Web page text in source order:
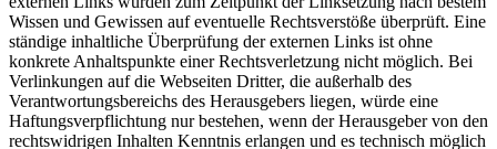
Wissen und Gewissen auf eventuelle Rechtsverstöße überprüft. Eine
ständige inhaltliche Überprüfung der externen Links ist ohne
konkrete Anhaltspunkte einer Rechtsverletzung nicht möglich. Bei
Verlinkungen auf die Webseiten Dritter, die außerhalb des
Verantwortungsbereichs des Herausgebers liegen, würde eine
Haftungsverpflichtung nur bestehen, wenn der Herausgeber von den
rechtswidrigen Inhalten Kenntnis erlangen und es technisch möglich